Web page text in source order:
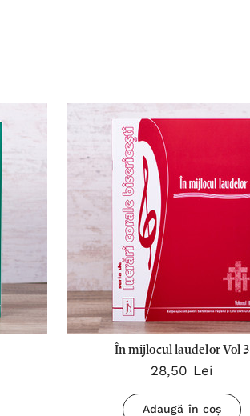
În mijlocul laudelor Vol 3
28,50 Lei
Adaugă în coș